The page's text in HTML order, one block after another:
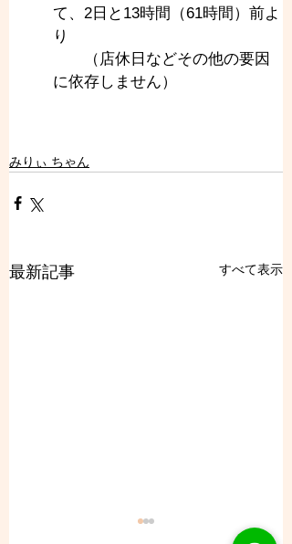
て、2日と13時間（61時間）前よ
り
（店休日などその他の要因
に依存しません）
みりぃ ちゃん
最新記事 すべて表示